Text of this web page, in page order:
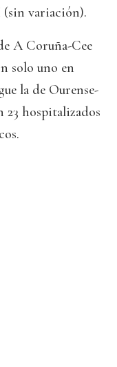
(sin variación).
A Coruña-Cee
solo uno en
la de Ourense-
23 hospitalizados